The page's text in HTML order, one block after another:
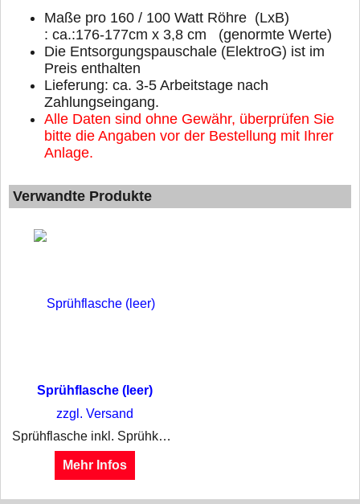
Maße pro 160 / 100 Watt Röhre (LxB)
: ca.:176-177cm x 3,8 cm (genormte Werte)
Die Entsorgungspauschale (ElektroG) ist im
Preis enthalten
Lieferung: ca. 3-5 Arbeitstage nach
Zahlungseingang.
Alle Daten sind ohne Gewähr, überprüfen Sie
bitte die Angaben vor der Bestellung mit Ihrer
Anlage.
Verwandte Produkte
Sprühflasche (leer)
zzgl. Versand
Sprühflasche inkl. Sprühkopf , 1Liter ohne Inhalt
Mehr Infos